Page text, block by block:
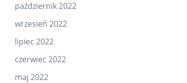
październik 2022
wrzesień 2022
lipiec 2022
czerwiec 2022
maj 2022